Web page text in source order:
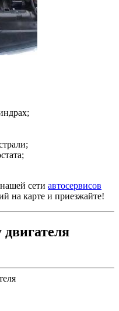
сети автосервисов
на карте и приезжайте!